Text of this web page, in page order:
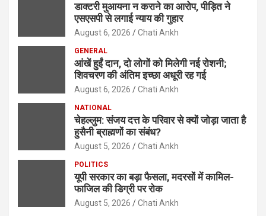
डाक्टरी मुआयना न कराने का आरोप, पीड़ित ने
एसएसपी से लगाई न्याय की गुहार
August 6, 2026 Chati Ankh
GENERAL
आंखें हुईं दान, दो लोगों को मिलेगी नई रोशनी;
शिवचरण की अंतिम इच्छा अधूरी रह गई
August 6, 2026 Chati Ankh
NATIONAL
चेहल्लुम: संजय दत्त के परिवार से क्यों जोड़ा जाता है
हुसैनी ब्राह्मणों का संबंध?
August 5, 2026 Chati Ankh
POLITICS
यूपी सरकार का बड़ा फैसला, मदरसों में कामिल-
फाजिल की डिग्री पर रोक
August 5, 2026 Chati Ankh